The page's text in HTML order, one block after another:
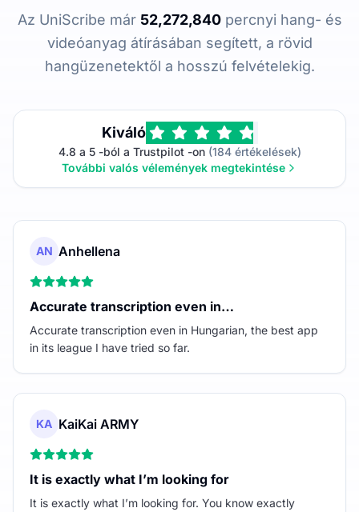
Az UniScribe már 52,272,840percnyi hang- és
videóanyag átírásában segített, a rövid
hangüzenetektől a hosszú felvételekig.
Kiváló
4.8 a 5 -ból a Trustpilot -on(184 értékelések)
További valós vélemények megtekintése
AN Anhellena
Accurate transcription even in…
Accurate transcription even in Hungarian, the best app
in its league I have tried so far.
KA KaiKai ARMY
It is exactly what I’m looking for
It is exactly what I’m looking for. You know exactly